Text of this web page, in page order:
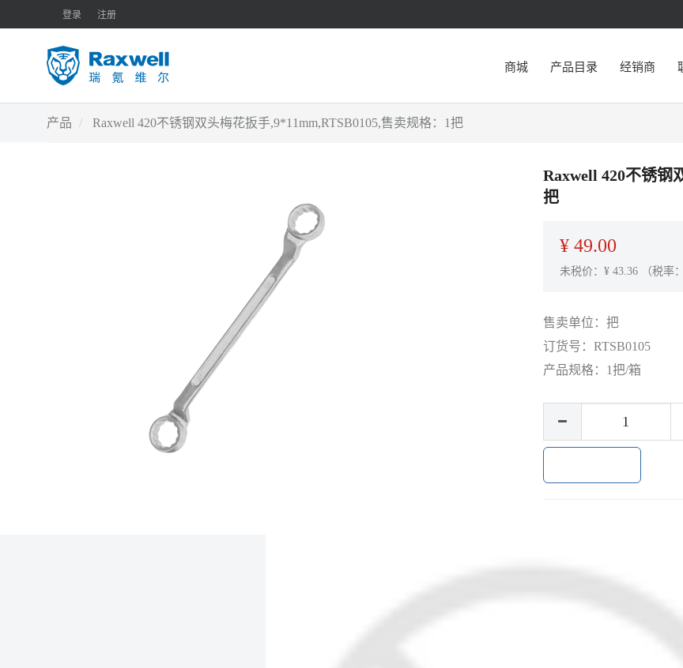
登录 注册
商城 产品目录 经销商
产品 Raxwell 420不锈钢双头梅花扳手,9*11mm,RTSB0105,售卖规格：1把
Raxwell 420不锈钢
把
¥ 49.00
未税价：¥ 43.36（税率：
售卖单位： 把
订货号： RTSB0105
产品规格： 1把/箱